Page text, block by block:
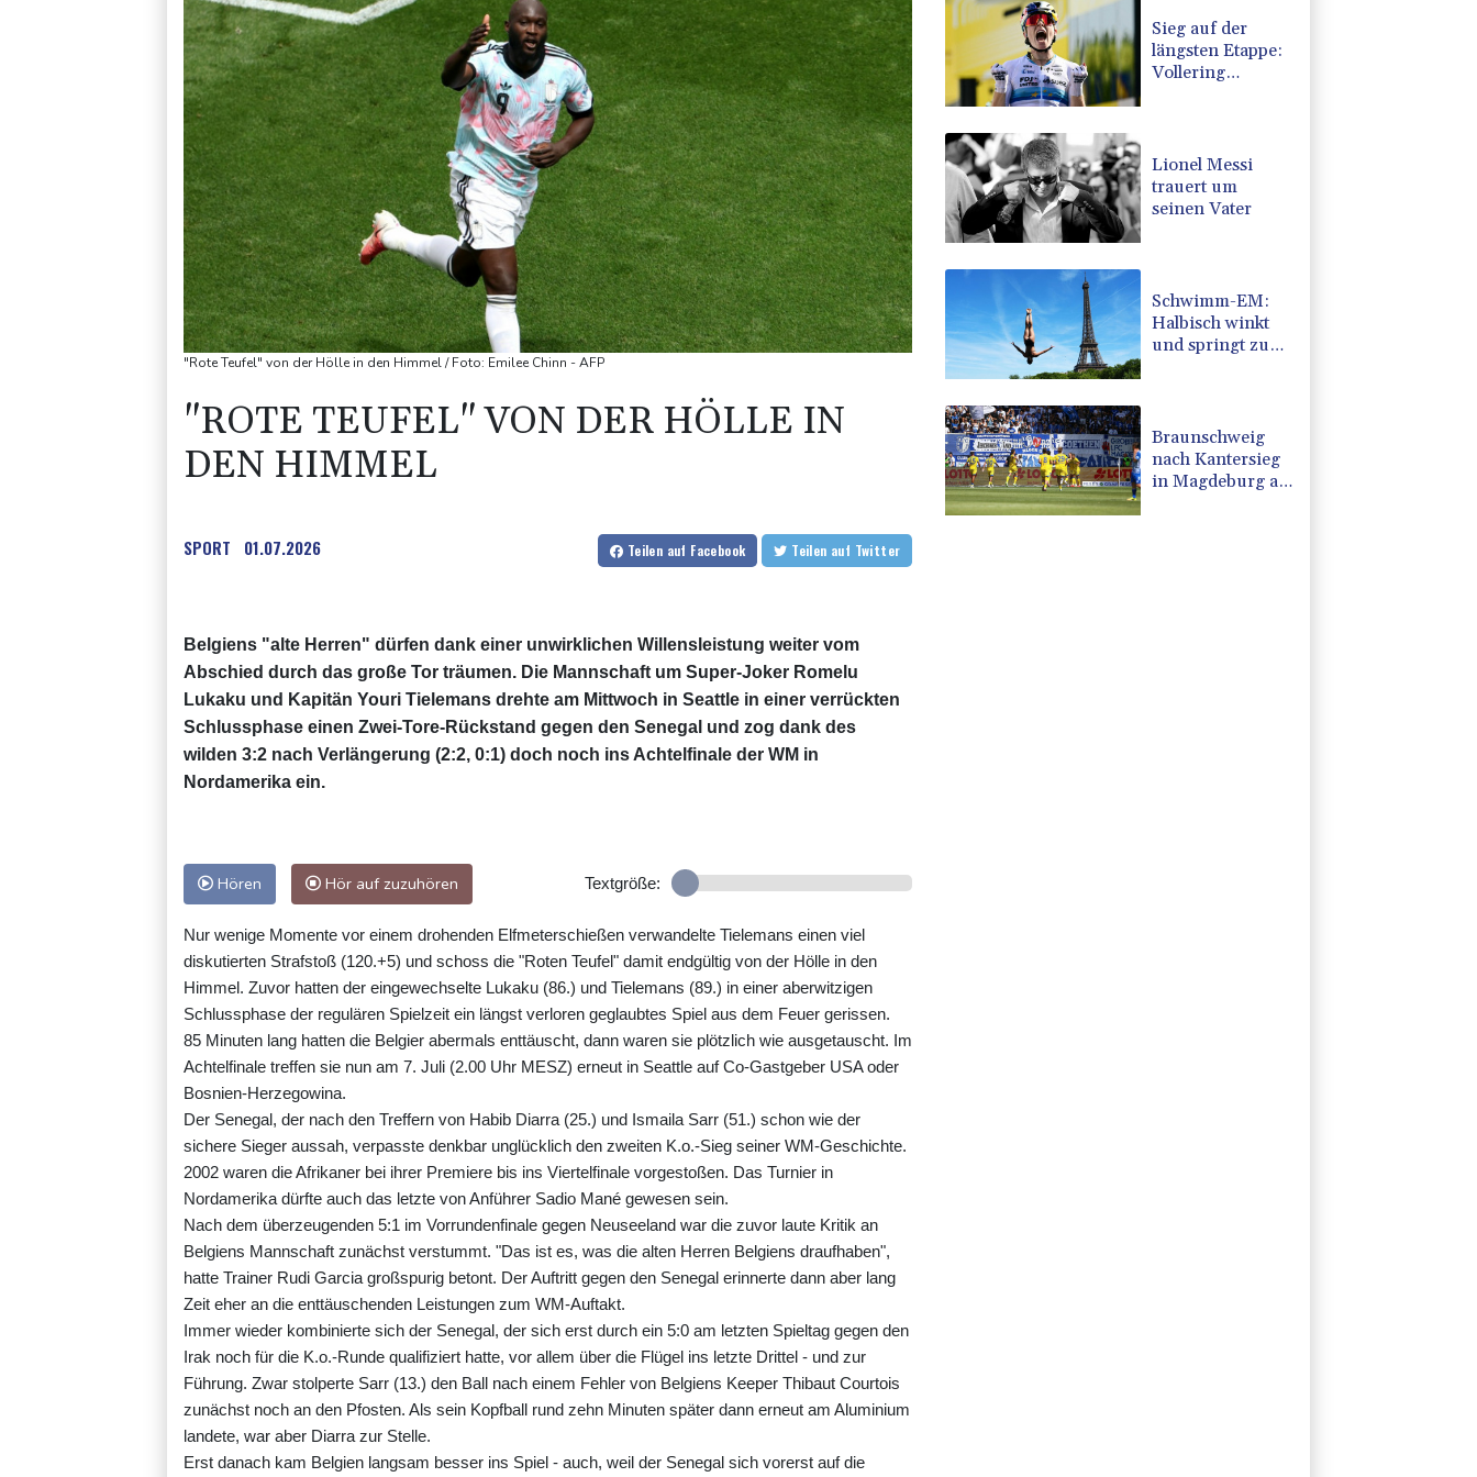
"Rote Teufel" von der Hölle in den Himmel / Foto: Emilee Chinn - AFP
"ROTE TEUFEL" VON DER HÖLLE IN
DEN HIMMEL
SPORT 01.07.2026 Teilen auf Facebook Teilen auf Twitter
Belgiens "alte Herren" dürfen dank einer unwirklichen Willensleistung weiter vom
Abschied durch das große Tor träumen. Die Mannschaft um Super-Joker Romelu
Lukaku und Kapitän Youri Tielemans drehte am Mittwoch in Seattle in einer verrückten
Schlussphase einen Zwei-Tore-Rückstand gegen den Senegal und zog dank des
wilden 3:2 nach Verlängerung (2:2, 0:1) doch noch ins Achtelfinale der WM in
Nordamerika ein.
Hören Hör auf zuzuhören Textgröße:
Nur wenige Momente vor einem drohenden Elfmeterschießen verwandelte Tielemans einen viel
diskutierten Strafstoß (120.+5) und schoss die "Roten Teufel" damit endgültig von der Hölle in den
Himmel. Zuvor hatten der eingewechselte Lukaku (86.) und Tielemans (89.) in einer aberwitzigen
Schlussphase der regulären Spielzeit ein längst verloren geglaubtes Spiel aus dem Feuer gerissen.
85 Minuten lang hatten die Belgier abermals enttäuscht, dann waren sie plötzlich wie ausgetauscht. Im
Achtelfinale treffen sie nun am 7. Juli (2.00 Uhr MESZ) erneut in Seattle auf Co-Gastgeber USA oder
Bosnien-Herzegowina.
Der Senegal, der nach den Treffern von Habib Diarra (25.) und Ismaila Sarr (51.) schon wie der
sichere Sieger aussah, verpasste denkbar unglücklich den zweiten K.o.-Sieg seiner WM-Geschichte.
2002 waren die Afrikaner bei ihrer Premiere bis ins Viertelfinale vorgestoßen. Das Turnier in
Nordamerika dürfte auch das letzte von Anführer Sadio Mané gewesen sein.
Nach dem überzeugenden 5:1 im Vorrundenfinale gegen Neuseeland war die zuvor laute Kritik an
Belgiens Mannschaft zunächst verstummt. "Das ist es, was die alten Herren Belgiens draufhaben",
hatte Trainer Rudi Garcia großspurig betont. Der Auftritt gegen den Senegal erinnerte dann aber lang
Zeit eher an die enttäuschenden Leistungen zum WM-Auftakt.
Immer wieder kombinierte sich der Senegal, der sich erst durch ein 5:0 am letzten Spieltag gegen den
Irak noch für die K.o.-Runde qualifiziert hatte, vor allem über die Flügel ins letzte Drittel - und zur
Führung. Zwar stolperte Sarr (13.) den Ball nach einem Fehler von Belgiens Keeper Thibaut Courtois
zunächst noch an den Pfosten. Als sein Kopfball rund zehn Minuten später dann erneut am Aluminium
landete, war aber Diarra zur Stelle.
Erst danach kam Belgien langsam besser ins Spiel - auch, weil der Senegal sich vorerst auf die
Sieg auf der
längsten Etappe:
Vollering
Lionel Messi
trauert um
seinen Vater
Schwimm-EM:
Halbisch winkt
und springt zu
Braunschweig
nach Kantersieg
in Magdeburg an